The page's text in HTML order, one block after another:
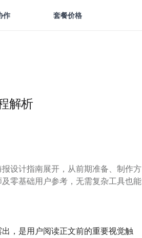
作 套餐价格
解析
设计指南展开，从前期准备、制作方
零基础用户参考，无需复杂工具也能
，是用户阅读正文前的重要视觉触